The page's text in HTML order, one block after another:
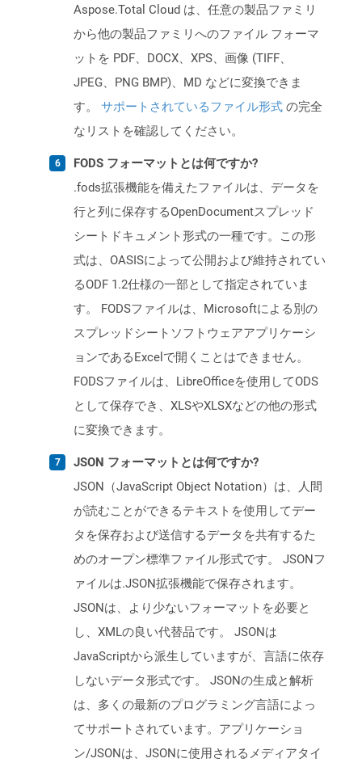
Aspose.Total Cloud は、任意の製品ファミリ
から他の製品ファミリへのファイル フォーマ
ットを PDF、DOCX、XPS、画像 (TIFF、
JPEG、PNG BMP)、MD などに変換できま
す。 サポートされているファイル形式 の完全
なリストを確認してください。
FODS フォーマットとは何ですか?
.fods拡張機能を備えたファイルは、データを
行と列に保存するOpenDocumentスプレッド
シートドキュメント形式の一種です。この形
式は、OASISによって公開および維持されてい
るODF 1.2仕様の一部として指定されていま
す。 FODSファイルは、Microsoftによる別の
スプレッドシートソフトウェアアプリケーシ
ョンであるExcelで開くことはできません。
FODSファイルは、LibreOfficeを使用してODS
として保存でき、XLSやXLSXなどの他の形式
に変換できます。
JSON フォーマットとは何ですか?
JSON（JavaScript Object Notation）は、人間
が読むことができるテキストを使用してデー
タを保存および送信するデータを共有するた
めのオープン標準ファイル形式です。 JSONフ
ァイルは.JSON拡張機能で保存されます。
JSONは、より少ないフォーマットを必要と
し、XMLの良い代替品です。 JSONは
JavaScriptから派生していますが、言語に依存
しないデータ形式です。 JSONの生成と解析
は、多くの最新のプログラミング言語によっ
てサポートされています。アプリケーショ
ン/JSONは、JSONに使用されるメディアタイ